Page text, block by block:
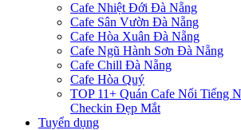
Cafe Nhiệt Đới Đà Nẵng
Cafe Sân Vườn Đà Nẵng
Cafe Hòa Xuân Đà Nẵng
Cafe Ngũ Hành Sơn Đà Nẵng
Cafe Chill Đà Nẵng
Cafe Hòa Quý
TOP 11+ Quán Cafe Nổi Tiếng
Checkin Đẹp Mắt
Tuyển dụng